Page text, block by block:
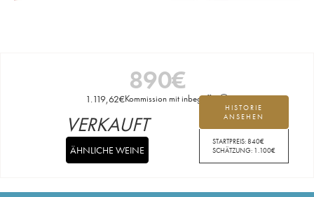
890€
1.119,62€Kommission mit inbegriffen
HISTORIE
ANSEHEN
STARTPREIS:840€
SCHÄTZUNG: 1.100€
VERKAUFT
ÄHNLICHE WEINE